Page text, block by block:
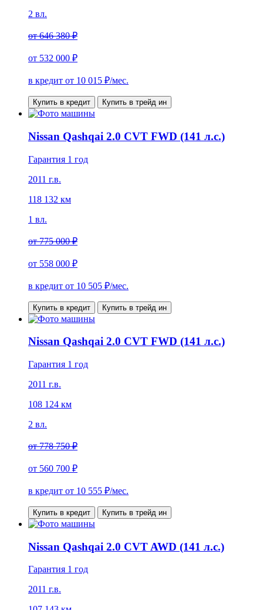
2 вл.
от646 380 ₽
от 532 000 ₽
в кредит от 10 015 ₽/мес.
Купить в кредит Купить в трейд ин
Nissan Qashqai 2.0 CVT FWD (141 л.с.)
Гарантия 1 год
2011 г.в.
118 132 км
1 вл.
от775 000 ₽
от 558 000 ₽
в кредит от 10 505 ₽/мес.
Купить в кредит Купить в трейд ин
Nissan Qashqai 2.0 CVT FWD (141 л.с.)
Гарантия 1 год
2011 г.в.
108 124 км
2 вл.
от778 750 ₽
от 560 700 ₽
в кредит от 10 555 ₽/мес.
Купить в кредит Купить в трейд ин
Nissan Qashqai 2.0 CVT AWD (141 л.с.)
Гарантия 1 год
2011 г.в.